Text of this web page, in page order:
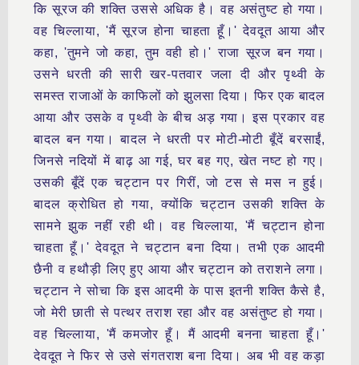
कि सूरज की शक्ति उससे अधिक है। वह असंतुष्ट हो गया।
वह चिल्लाया, 'मैं सूरज होना चाहता हूँ।' देवदूत आया और
कहा, 'तुमने जो कहा, तुम वही हो।' राजा सूरज बन गया।
उसने धरती की सारी खर-पतवार जला दी और पृथ्वी के
समस्त राजाओं के काफिलों को झुलसा दिया। फिर एक बादल
आया और उसके व पृथ्वी के बीच अड़ गया। इस प्रकार वह
बादल बन गया। बादल ने धरती पर मोटी-मोटी बूँदें बरसाईं,
जिनसे नदियों में बाढ़ आ गई, घर बह गए, खेत नष्ट हो गए।
उसकी बूँदें एक चट्टान पर गिरीं, जो टस से मस न हुई।
बादल क्रोधित हो गया, क्योंकि चट्टान उसकी शक्ति के
सामने झुक नहीं रही थी। वह चिल्लाया, 'मैं चट्टान होना
चाहता हूँ।' देवदूत ने चट्टान बना दिया। तभी एक आदमी
छैनी व हथौड़ी लिए हुए आया और चट्टान को तराशने लगा।
चट्टान ने सोचा कि इस आदमी के पास इतनी शक्ति कैसे है,
जो मेरी छाती से पत्थर तराश रहा और वह असंतुष्ट हो गया।
वह चिल्लाया, 'मैं कमजोर हूँ। मैं आदमी बनना चाहता हूँ।'
देवदूत ने फिर से उसे संगतराश बना दिया। अब भी वह कड़ा